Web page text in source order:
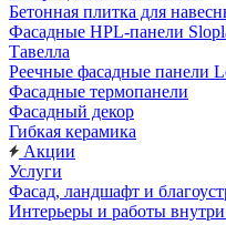
Бетонная плитка для
Фасадные HPL-панели
Тавелла
Реечные фасадные панели
Фасадные термопанели
Фасадный декор
Гибкая керамика
Акции
Услуги
Фасад, ландшафт и
Интерьеры и работы